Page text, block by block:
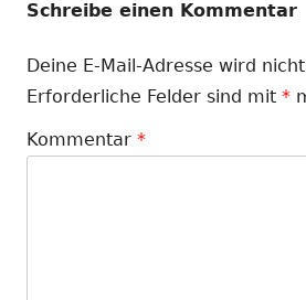
Schreibe einen Kommentar
Deine E-Mail-Adresse wird
Erforderliche Felder sind mit *
Kommentar *